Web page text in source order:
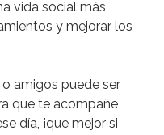
vida social más
y mejorar los
amigos puede ser
que te acompañe
día, ¡que mejor si